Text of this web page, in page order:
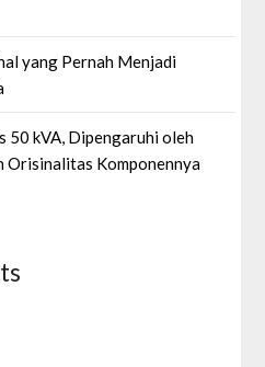
yang Pernah Menjadi
50 kVA, Dipengaruhi oleh
Orisinalitas Komponennya